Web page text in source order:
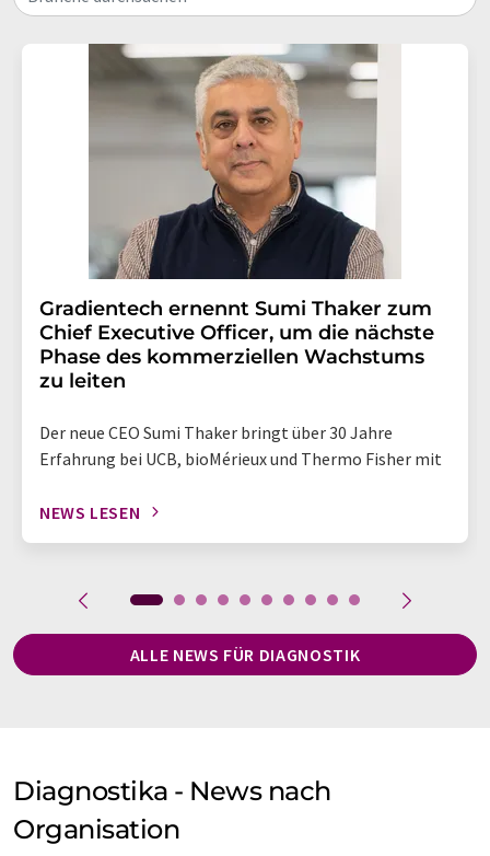
Gradientech ernennt Sumi Thaker zum
Chief Executive Officer, um die nächste
Phase des kommerziellen Wachstums
zu leiten
Der neue CEO Sumi Thaker bringt über 30 Jahre
Erfahrung bei UCB, bioMérieux und Thermo Fisher mit
NEWS LESEN
ALLE NEWS FÜR DIAGNOSTIK
Diagnostika - News nach
Organisation